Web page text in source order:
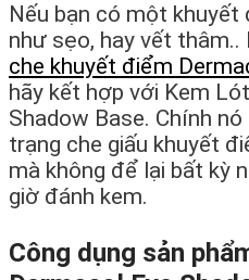
Nếu bạn có một
như sẹo, hay vết thâm..
che khuyết điểm
hãy kết hợp với Kem
Shadow Base. Chính
trạng che giấu khuyết
mà không để lại bất kỳ
giờ đánh kem.
Công dụng sản